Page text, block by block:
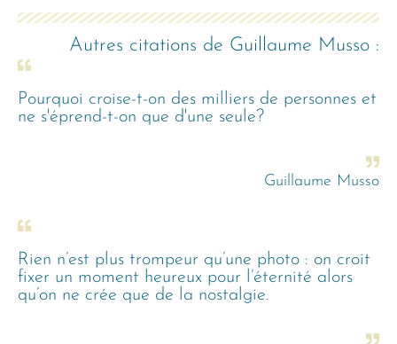
Autres citations de Guillaume Musso :
Pourquoi croise-t-on des milliers de personnes et
ne s'éprend-t-on que d'une seule?
Guillaume Musso
Rien n’est plus trompeur qu’une photo : on croit
fixer un moment heureux pour l’éternité alors
qu’on ne crée que de la nostalgie.